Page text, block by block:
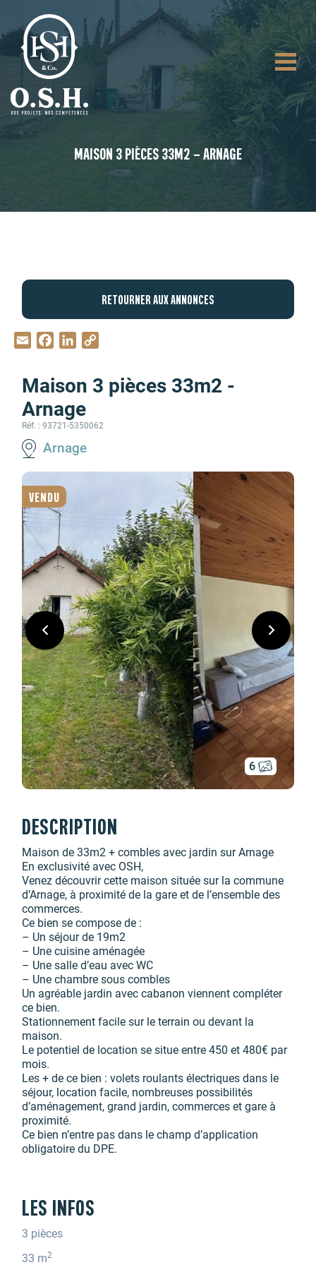
MAISON 3 PIÈCES 33M2 – ARNAGE
RETOURNER AUX ANNONCES
Email FacebookLinkedIn
Maison 3 pièces 33m2 -
Arnage
Réf. : 93721-5350062
Arnage
6
VENDU
DESCRIPTION
Maison de 33m2 + combles avec jardin sur Arnage
En exclusivité avec OSH,
Venez découvrir cette maison située sur la commune
d’Arnage, à proximité de la gare et de l’ensemble des
commerces.
Ce bien se compose de :
– Un séjour de 19m2
– Une cuisine aménagée
– Une salle d’eau avec WC
– Une chambre sous combles
Un agréable jardin avec cabanon viennent compléter
ce bien.
Stationnement facile sur le terrain ou devant la
maison.
Le potentiel de location se situe entre 450 et 480€ par
mois.
Les + de ce bien : volets roulants électriques dans le
séjour, location facile, nombreuses possibilités
d’aménagement, grand jardin, commerces et gare à
proximité.
Ce bien n’entre pas dans le champ d’application
obligatoire du DPE.
LES INFOS
3 pièces
33 m2